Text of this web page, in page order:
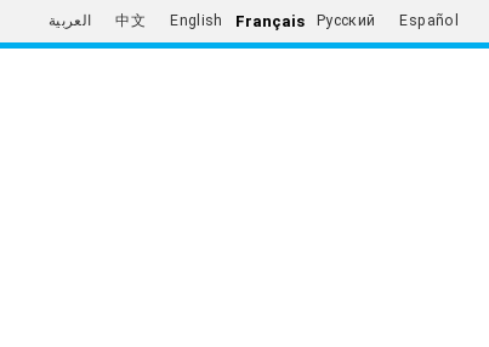
العربية 中文 English Français Русский Español